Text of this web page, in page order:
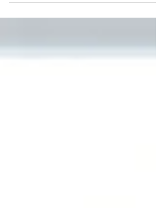
découvrez comment les kinés expérimentés
structurent leur raisonnement pour agir avec